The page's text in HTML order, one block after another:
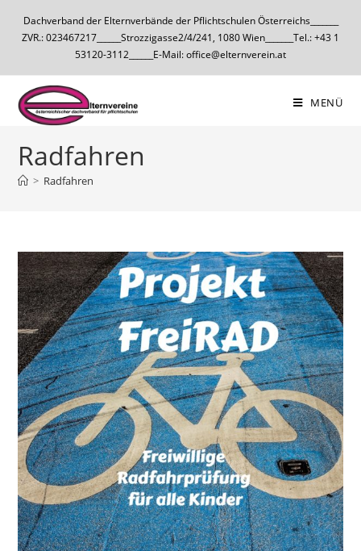
Dachverband der Elternverbände der Pflichtschulen Österreichs_______
ZVR.: 023467217______Strozzigasse2/4/241, 1080 Wien_______Tel.: +43 1
53120-3112______E-Mail: office@elternverein.at
MENÜ
Radfahren
> Radfahren